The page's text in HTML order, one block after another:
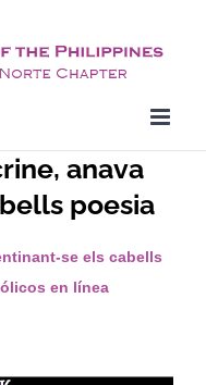
anava
poesia
se els cabells
en línea